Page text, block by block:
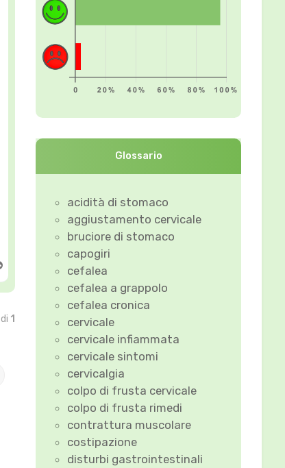
o
di 1
Glossario
acidità di stomaco
aggiustamento cervicale
bruciore di stomaco
capogiri
cefalea
cefalea a grappolo
cefalea cronica
cervicale
cervicale infiammata
cervicale sintomi
cervicalgia
colpo di frusta cervicale
colpo di frusta rimedi
contrattura muscolare
costipazione
disturbi gastrointestinali